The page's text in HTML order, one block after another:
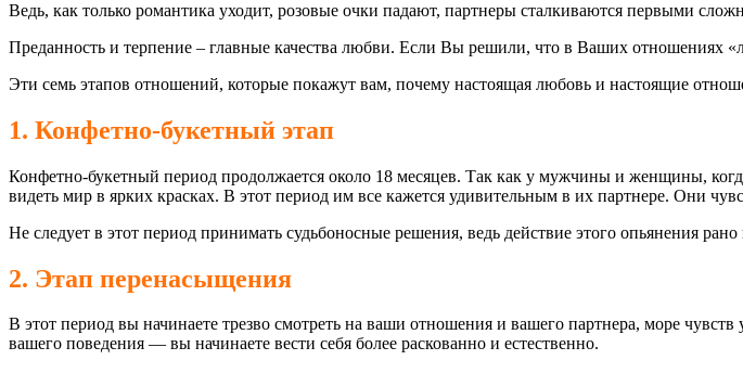
Ведь, как только романтика уходит, розовые очки падают, партнеры сталкиваются первыми
Преданность и терпение – главные качества любви. Если Вы решили, что в Ваших отношениях
Эти семь этапов отношений, которые покажут вам, почему настоящая любовь и настоящие
1. Конфетно-букетный этап
Конфетно-букетный период продолжается около 18 месяцев. Так как у мужчины и женщины,
видеть мир в ярких красках. В этот период им все кажется удивительным в их партнере. Они
Не следует в этот период принимать судьбоносные решения, ведь действие этого опьянения
2. Этап перенасыщения
В этот период вы начинаете трезво смотреть на ваши отношения и вашего партнера, море
вашего поведения — вы начинаете вести себя более раскованно и естественно.